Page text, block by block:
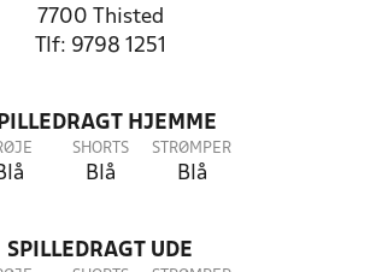
7700 Thisted
Tlf: 9798 1251
HJEMME
SHORTS
Blå
STRØMPER
Blå
SPILLEDRAGT UDE